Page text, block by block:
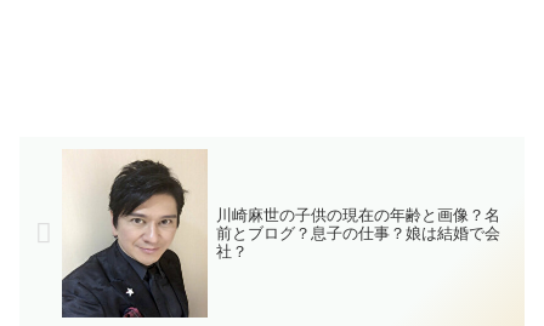
川崎麻世の子供の現在の年齢と画像？名
前とブログ？息子の仕事？娘は結婚で会
社？